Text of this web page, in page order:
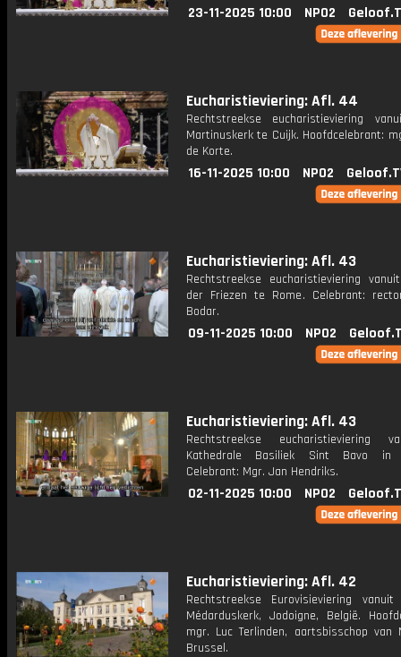
23-11-2025 10:00 NPO2
Eucharistieviering: Afl. 44
Rechtstreekse eucharistieviering
Martinuskerk te Cuijk. Hoofdcelebrant:
de Korte.
16-11-2025 10:00 NPO2
Eucharistieviering: Afl. 43
Rechtstreekse eucharistieviering
der Friezen te Rome. Celebrant:
Bodar.
09-11-2025 10:00 NPO2
Eucharistieviering: Afl. 43
Rechtstreekse eucharistieviering
Kathedrale Basiliek Sint Bavo in
Celebrant: Mgr. Jan Hendriks.
02-11-2025 10:00 NPO2
Eucharistieviering: Afl. 42
Rechtstreekse Eurovisieviering
Médarduskerk, Jodoigne, België.
mgr. Luc Terlinden, aartsbisschop van
Brussel.